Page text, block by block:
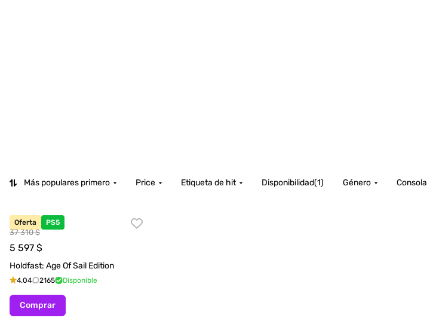
Más populares primero Price Etiqueta de hit Disponibilidad(1) Género Consola
Oferta PS5
37 310 $
5 597 $
Holdfast: Age Of Sail Edition
4.04 2165 Disponible
Comprar